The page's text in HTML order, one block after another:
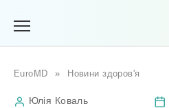
EuroMD » Новини здоров'я
Юлія Коваль